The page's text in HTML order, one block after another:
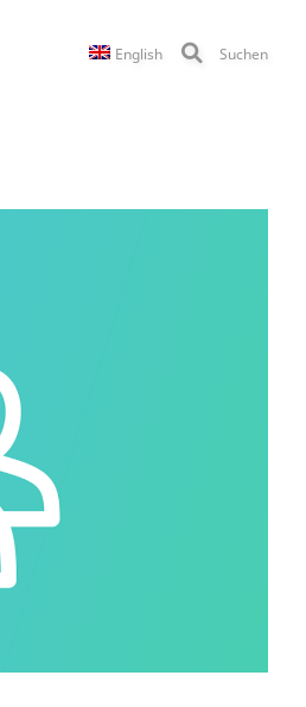
English Suchen